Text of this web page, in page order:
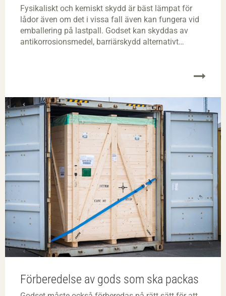
Fysikaliskt och kemiskt skydd är bäst lämpat för
lådor även om det i vissa fall även kan fungera vid
emballering på lastpall. Godset kan skyddas av
antikorrosionsmedel, barriärskydd alternativt
Förberedelse av gods som ska packas